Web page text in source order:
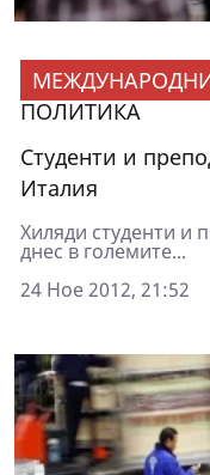
ПОЛИТИКА
Студенти и
Италия
Хиляди студенти и
днес в големите...
24 Ное 2012, 21:52